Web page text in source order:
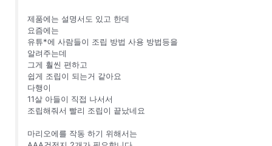
제품에는 설명서도 있고 한데
요즘에는
유튜*에 사람들이 조립 방법 사용 방법등을
알려주는데
그게 훨씬 편하고
쉽게 조립이 되는거 같아요
다행이
11살 아들이 직접 나서서
조립해줘서 빨리 조립이 끝났네요
마리오에를 작동 하기 위해서는